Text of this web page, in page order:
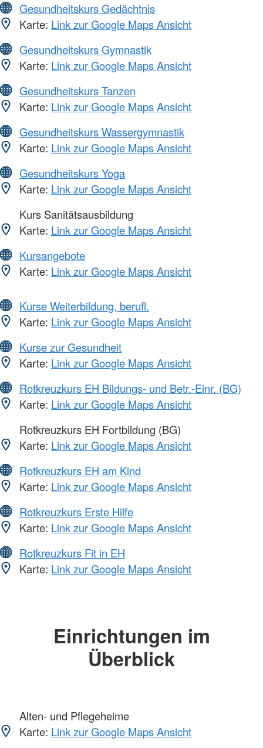
Gesundheitskurs Gedächtnis
Karte: Link zur Google Maps Ansicht
Gesundheitskurs Gymnastik
Karte: Link zur Google Maps Ansicht
Gesundheitskurs Tanzen
Karte: Link zur Google Maps Ansicht
Gesundheitskurs Wassergymnastik
Karte: Link zur Google Maps Ansicht
Gesundheitskurs Yoga
Karte: Link zur Google Maps Ansicht
Kurs Sanitätsausbildung
Karte: Link zur Google Maps Ansicht
Kursangebote
Karte: Link zur Google Maps Ansicht
Kurse Weiterbildung, berufl.
Karte: Link zur Google Maps Ansicht
Kurse zur Gesundheit
Karte: Link zur Google Maps Ansicht
Rotkreuzkurs EH Bildungs- und Betr.-Einr. (BG)
Karte: Link zur Google Maps Ansicht
Rotkreuzkurs EH Fortbildung (BG)
Karte: Link zur Google Maps Ansicht
Rotkreuzkurs EH am Kind
Karte: Link zur Google Maps Ansicht
Rotkreuzkurs Erste Hilfe
Karte: Link zur Google Maps Ansicht
Rotkreuzkurs Fit in EH
Karte: Link zur Google Maps Ansicht
Einrichtungen im
Überblick
Alten- und Pflegeheime
Karte: Link zur Google Maps Ansicht